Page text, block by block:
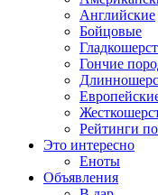
Английские
Бойцовые
Гончие
Рейтинги
Это интересно
Еноты
Объявления